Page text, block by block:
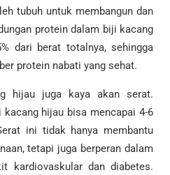
tubuh untuk membangun dan
protein dalam biji kacang
dari berat totalnya, sehingga
protein nabati yang sehat.
hijau juga kaya akan serat.
hijau bisa mencapai 4-6
ini tidak hanya membantu
tetapi juga berperan dalam
kardiovaskular dan diabetes.